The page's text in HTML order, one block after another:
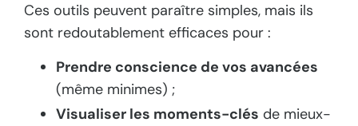
Ces outils peuvent paraître simples, mais ils
sont redoutablement efficaces pour :
Prendre conscience de vos avancées
(même minimes) ;
Visualiser les moments-clés de mieux-